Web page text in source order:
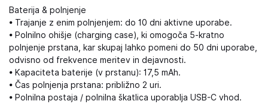
Baterija & polnjenje
• Trajanje z enim polnjenjem: do 10 dni aktivne uporabe.
• Polnilno ohišje (charging case), ki omogoča 5-kratno
polnjenje prstana, kar skupaj lahko pomeni do 50 dni uporabe,
odvisno od frekvence meritev in dejavnosti.
• Kapaciteta baterije (v prstanu): 17,5 mAh.
• Čas polnjenja prstana: približno 2 uri.
• Polnilna postaja / polnilna škatlica uporablja USB-C vhod.